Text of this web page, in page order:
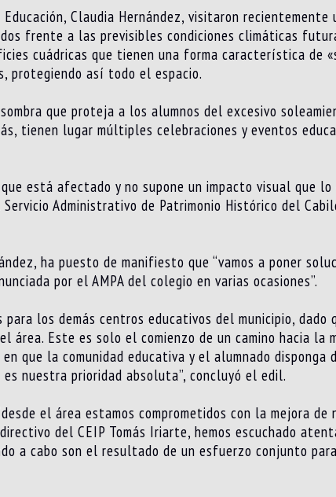
Claudia Hernández, visitaron recientemente
frente a las previsibles condiciones climáticas
cuádricas que tienen una forma característica de
protegiendo así todo el espacio.
que proteja a los alumnos del excesivo
tienen lugar múltiples celebraciones y eventos
está afectado y no supone un impacto visual que lo
Administrativo de Patrimonio Histórico del
ha puesto de manifiesto que “vamos a poner
por el AMPA del colegio en varias ocasiones”.
los demás centros educativos del municipio, dado
Este es solo el comienzo de un camino hacia la
que la comunidad educativa y el alumnado disponga
nuestra prioridad absoluta”, concluyó el edil.
el área estamos comprometidos con la mejora de
del CEIP Tomás Iriarte, hemos escuchado
a cabo son el resultado de un esfuerzo conjunto